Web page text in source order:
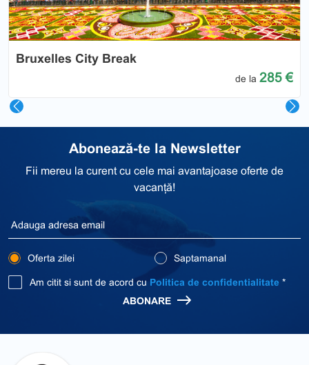
Bruxelles City Break
de la 285 €
Abonează-te la Newsletter
Fii mereu la curent cu cele mai avantajoase oferte de
vacanță!
Oferta zilei Saptamanal
Am citit si sunt de acord cu Politica de confidentialitate *
ABONARE